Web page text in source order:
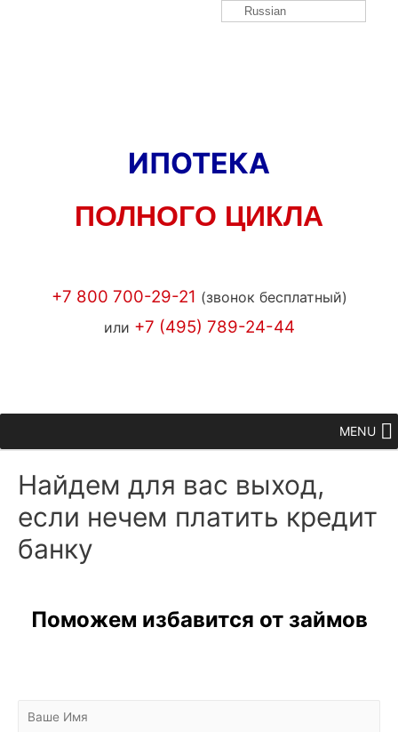
ИПОТЕКА
ПОЛНОГО ЦИКЛА
+7 800 700-29-21 (звонок бесплатный)
или +7 (495) 789-24-44
MENU
Найдем для вас выход,
если нечем платить кредит
банку
Поможем избавится от займов
Russian